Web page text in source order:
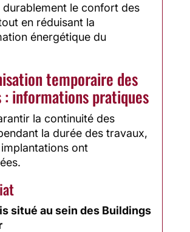
le confort des
en réduisant la
énergétique du
temporaire des
: informations pratiques
la continuité des
la durée des travaux,
ont
situé au sein des Buildings